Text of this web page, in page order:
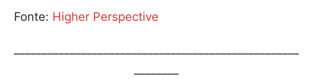
Fonte: Higher Perspective